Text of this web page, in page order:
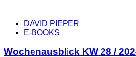
DAVID PIEPER
E-BOOKS
Wochenausblick KW 28 /